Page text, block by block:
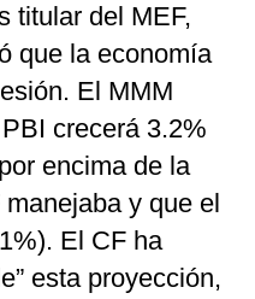
titular del MEF,
que la economía
El MMM
crecerá 3.2%
encima de la
y que el
El CF ha
esta proyección,